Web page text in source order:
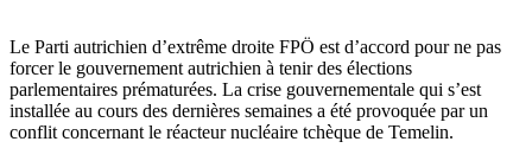
Le Parti autrichien d’extrême droite FPÖ est d’accord pour ne pas
forcer le gouvernement autrichien à tenir des élections
parlementaires prématurées. La crise gouvernementale qui s’est
installée au cours des dernières semaines a été provoquée par un
conflit concernant le réacteur nucléaire tchèque de Temelin.